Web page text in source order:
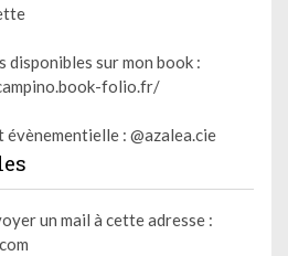
disponibles sur mon book :
folio.fr/
: @azalea.cie
un mail à cette adresse :